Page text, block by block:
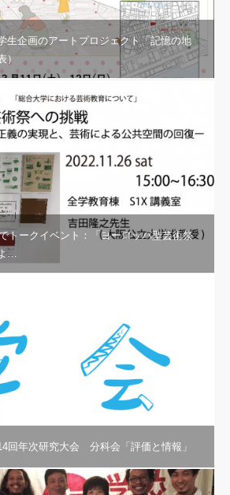
企画のアートプロジェクト「記憶の地
）
トークイベント：「ヨーロッパ型芸術祭
…
回年次研究大会 分科会「評価と情報」